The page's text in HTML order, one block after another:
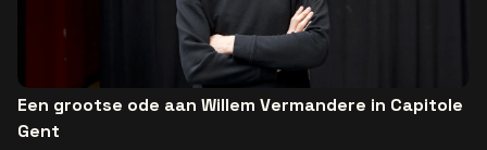
Een grootse ode aan Willem Vermandere in Capitole
Gent